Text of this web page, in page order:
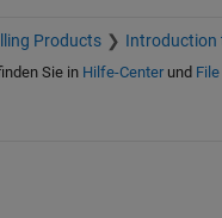
Products Introduction
Sie in Hilfe-Centerund